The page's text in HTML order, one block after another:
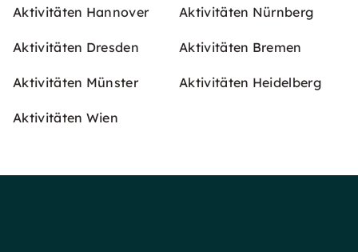
Aktivitäten Hannover Aktivitäten Nürnberg
Aktivitäten Dresden Aktivitäten Bremen
Aktivitäten Münster Aktivitäten Heidelberg
Aktivitäten Wien